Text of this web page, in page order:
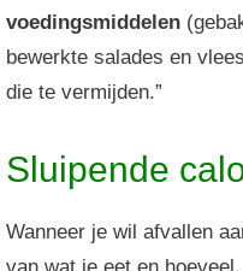
voedingsmiddelen
bewerkte salades en
die te vermijden.”
Sluipende
Wanneer je wil afvallen